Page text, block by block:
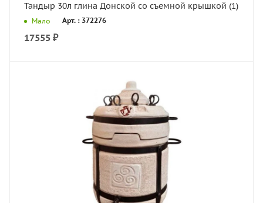
Тандыр 30л глина Донской со съемной крышкой (1)
Мало Арт. : 372276
17555 ₽